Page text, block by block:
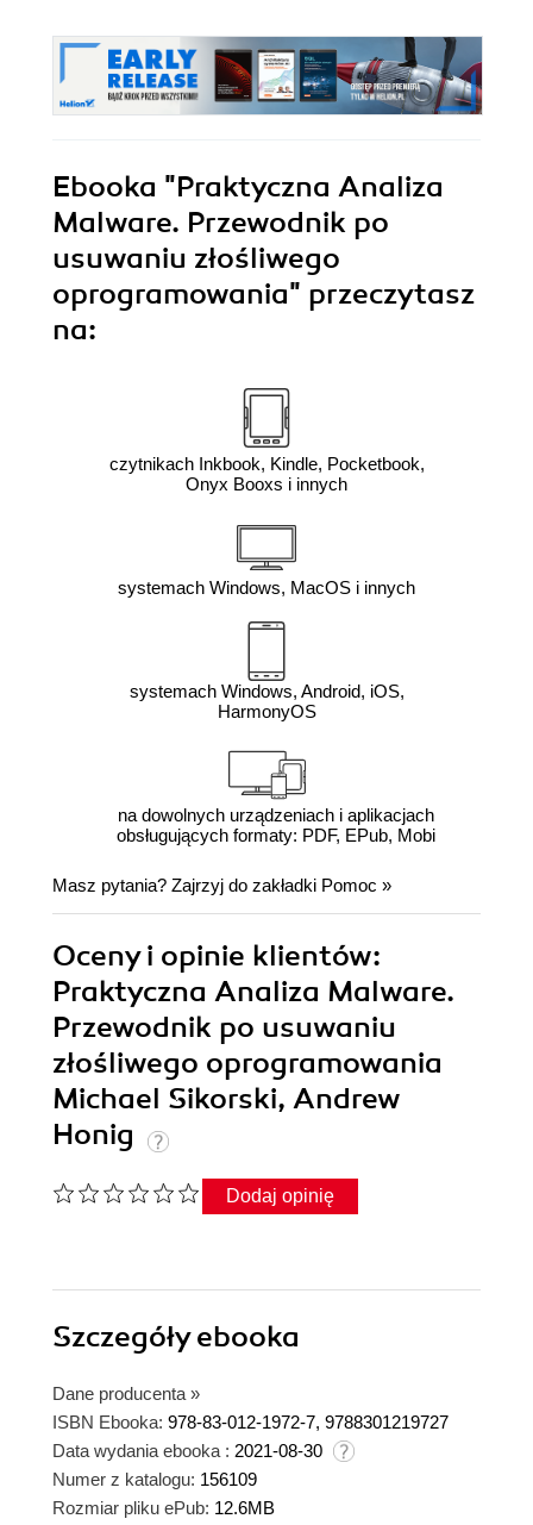
Ebooka "Praktyczna Analiza
Malware. Przewodnik po
usuwaniu złośliwego
oprogramowania" przeczytasz
na:
czytnikach Inkbook, Kindle, Pocketbook,
Onyx Booxs i innych
systemach Windows, MacOS i innych
systemach Windows, Android, iOS,
HarmonyOS
na dowolnych urządzeniach i aplikacjach
obsługujących formaty: PDF, EPub, Mobi
Masz pytania? Zajrzyj do zakładki Pomoc »
Oceny i opinie klientów:
Praktyczna Analiza Malware.
Przewodnik po usuwaniu
złośliwego oprogramowania
Michael Sikorski, Andrew
Honig
Dodaj opinię
Szczegółyebooka
Dane producenta »
ISBN Ebooka: 978-83-012-1972-7, 9788301219727
Data wydania ebooka : 2021-08-30
Numer z katalogu: 156109
Rozmiar pliku ePub: 12.6MB